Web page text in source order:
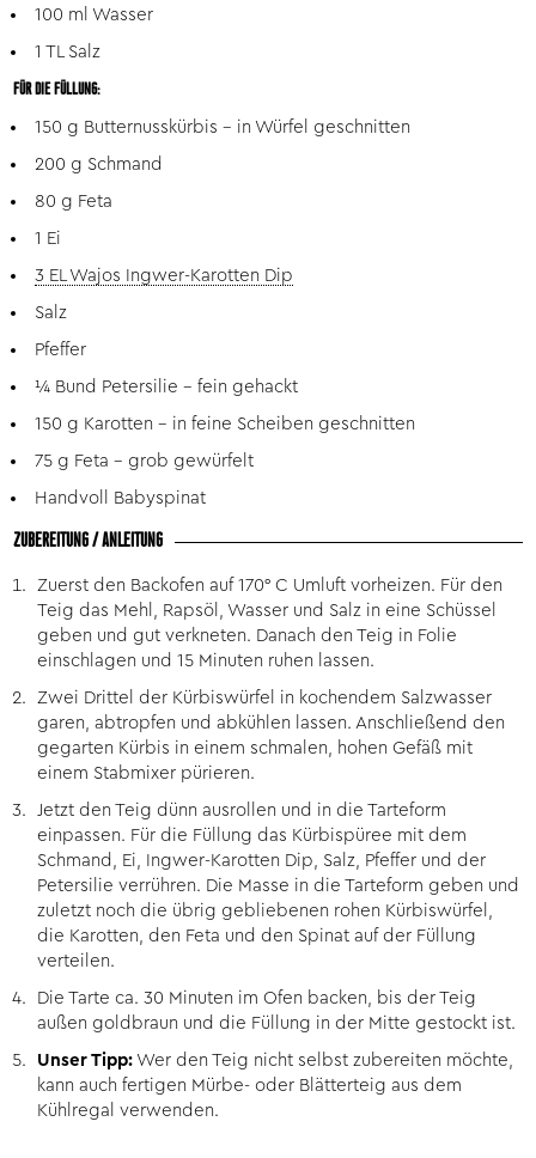
100 ml Wasser
1 TL Salz
FÜR DIE FÜLLUNG:
150 g Butternusskürbis – in Würfel geschnitten
200 g Schmand
80 g Feta
1 Ei
3 EL Wajos Ingwer-Karotten Dip
Salz
Pfeffer
¼ Bund Petersilie – fein gehackt
150 g Karotten – in feine Scheiben geschnitten
75 g Feta – grob gewürfelt
Handvoll Babyspinat
ZUBEREITUNG / ANLEITUNG
Zuerst den Backofen auf 170° C Umluft vorheizen. Für den
Teig das Mehl, Rapsöl, Wasser und Salz in eine Schüssel
geben und gut verkneten. Danach den Teig in Folie
einschlagen und 15 Minuten ruhen lassen.
Zwei Drittel der Kürbiswürfel in kochendem Salzwasser
garen, abtropfen und abkühlen lassen. Anschließend den
gegarten Kürbis in einem schmalen, hohen Gefäß mit
einem Stabmixer pürieren.
Jetzt den Teig dünn ausrollen und in die Tarteform
einpassen. Für die Füllung das Kürbispüree mit dem
Schmand, Ei, Ingwer-Karotten Dip, Salz, Pfeffer und der
Petersilie verrühren. Die Masse in die Tarteform geben und
zuletzt noch die übrig gebliebenen rohen Kürbiswürfel,
die Karotten, den Feta und den Spinat auf der Füllung
verteilen.
Die Tarte ca. 30 Minuten im Ofen backen, bis der Teig
außen goldbraun und die Füllung in der Mitte gestockt ist.
Unser Tipp: Wer den Teig nicht selbst zubereiten möchte,
kann auch fertigen Mürbe- oder Blätterteig aus dem
Kühlregal verwenden.